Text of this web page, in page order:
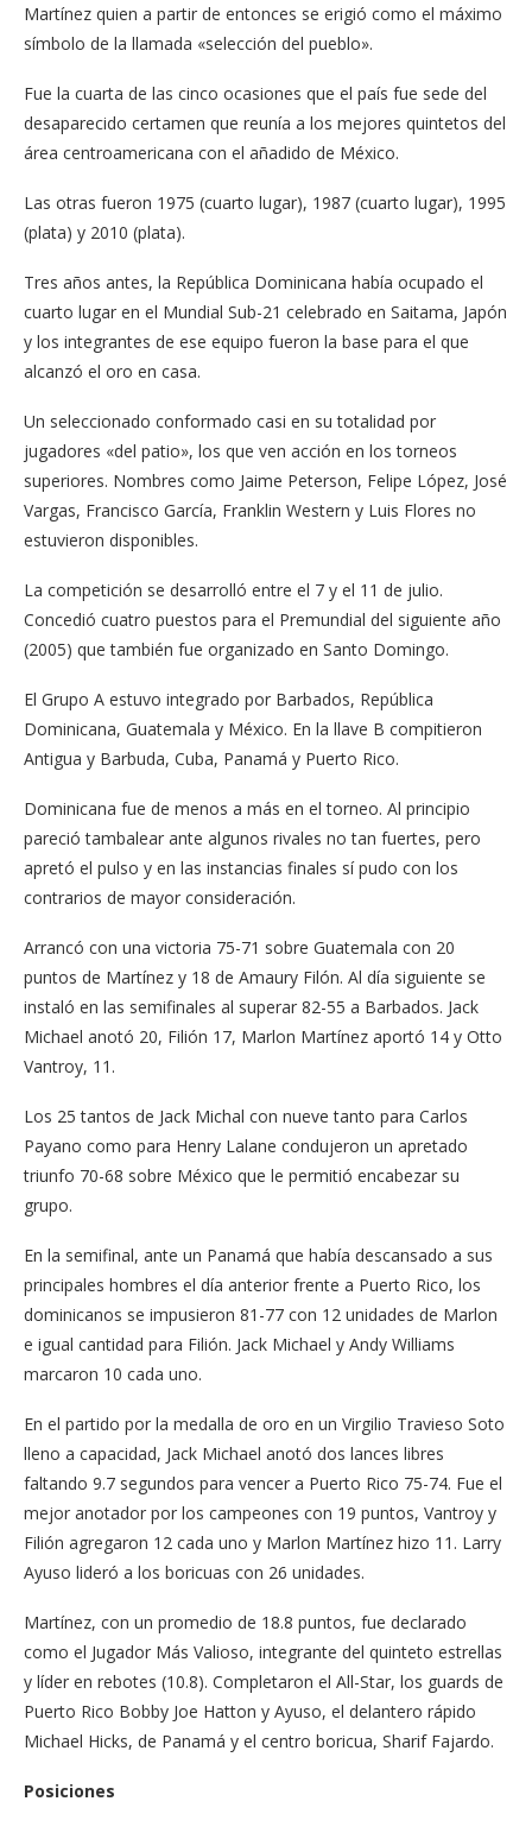
Martínez quien a partir de entonces se erigió como el máximo
símbolo de la llamada «selección del pueblo».
Fue la cuarta de las cinco ocasiones que el país fue sede del
desaparecido certamen que reunía a los mejores quintetos del
área centroamericana con el añadido de México.
Las otras fueron 1975 (cuarto lugar), 1987 (cuarto lugar), 1995
(plata) y 2010 (plata).
Tres años antes, la República Dominicana había ocupado el
cuarto lugar en el Mundial Sub-21 celebrado en Saitama, Japón
y los integrantes de ese equipo fueron la base para el que
alcanzó el oro en casa.
Un seleccionado conformado casi en su totalidad por
jugadores «del patio», los que ven acción en los torneos
superiores. Nombres como Jaime Peterson, Felipe López, José
Vargas, Francisco García, Franklin Western y Luis Flores no
estuvieron disponibles.
La competición se desarrolló entre el 7 y el 11 de julio.
Concedió cuatro puestos para el Premundial del siguiente año
(2005) que también fue organizado en Santo Domingo.
El Grupo A estuvo integrado por Barbados, República
Dominicana, Guatemala y México. En la llave B compitieron
Antigua y Barbuda, Cuba, Panamá y Puerto Rico.
Dominicana fue de menos a más en el torneo. Al principio
pareció tambalear ante algunos rivales no tan fuertes, pero
apretó el pulso y en las instancias finales sí pudo con los
contrarios de mayor consideración.
Arrancó con una victoria 75-71 sobre Guatemala con 20
puntos de Martínez y 18 de Amaury Filón. Al día siguiente se
instaló en las semifinales al superar 82-55 a Barbados. Jack
Michael anotó 20, Filión 17, Marlon Martínez aportó 14 y Otto
Vantroy, 11.
Los 25 tantos de Jack Michal con nueve tanto para Carlos
Payano como para Henry Lalane condujeron un apretado
triunfo 70-68 sobre México que le permitió encabezar su
grupo.
En la semifinal, ante un Panamá que había descansado a sus
principales hombres el día anterior frente a Puerto Rico, los
dominicanos se impusieron 81-77 con 12 unidades de Marlon
e igual cantidad para Filión. Jack Michael y Andy Williams
marcaron 10 cada uno.
En el partido por la medalla de oro en un Virgilio Travieso Soto
lleno a capacidad, Jack Michael anotó dos lances libres
faltando 9.7 segundos para vencer a Puerto Rico 75-74. Fue el
mejor anotador por los campeones con 19 puntos, Vantroy y
Filión agregaron 12 cada uno y Marlon Martínez hizo 11. Larry
Ayuso lideró a los boricuas con 26 unidades.
Martínez, con un promedio de 18.8 puntos, fue declarado
como el Jugador Más Valioso, integrante del quinteto estrellas
y líder en rebotes (10.8). Completaron el All-Star, los guards de
Puerto Rico Bobby Joe Hatton y Ayuso, el delantero rápido
Michael Hicks, de Panamá y el centro boricua, Sharif Fajardo.
Posiciones